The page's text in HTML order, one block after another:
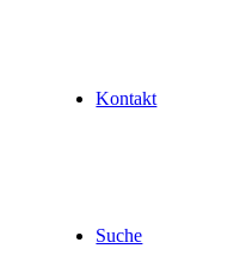
Kontakt
Suche